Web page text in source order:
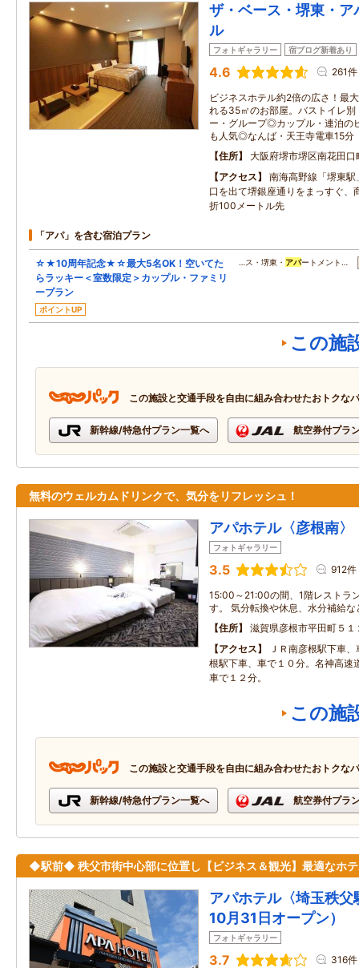
ザ・ベース・堺東・ア
ル
フォトギャラリー 宿ブログ新着あり
4.6 261件
ビジネスホテル約2倍の広さ！最
れる35㎡のお部屋。バストイレ
ー・グループ◎カップル・連泊の
も人気◎なんば・天王寺電車15分
住所
大阪府堺市堺区南花田口
アクセス
南海高野線「堺東
口を出て堺銀座通りをまっすぐ、
折100メートル先
「アパ」を含む宿泊プラン
☆★10周年記念★☆最大5名OK！空いてた
らラッキー＜室数限定＞カップル・ファミリ
ープラン
ポイントUP
…ス・堺東・ アパートメント…
この施
この施設と交通手段を自由に組み合わせたおトクな
新幹線/特急付プラン一覧へ 航空券付プラ
無料のウェルカムドリンクで、気分をリフレッシュ！
アパホテル〈彦根南〉
フォトギャラリー
3.5 912件
15:00～21:00の間、1階レストラ
す。 気分転換や休息、水分補給
住所
滋賀県彦根市平田町５１
アクセス
ＪＲ南彦根駅下車
根駅下車、車で１０分。名神高速
車で１２分。
この施
この施設と交通手段を自由に組み合わせたおトクな
新幹線/特急付プラン一覧へ 航空券付プラ
◆駅前◆ 秩父市街中心部に位置し【ビジネス＆観光】最適なホ
アパホテル〈埼玉秩
10月31日オープン）
フォトギャラリー
3.7 316件